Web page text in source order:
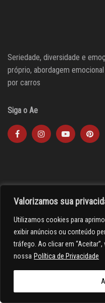
Valorizamos sua
Utilizamos cookies para
exibir anúncios ou conteúdo
tráfego. Ao clicar em
nossa Política de Privacidade
Seriedade, diversidade e
próprio, abordagem
por carros
Siga o Ae
><(((º> 17